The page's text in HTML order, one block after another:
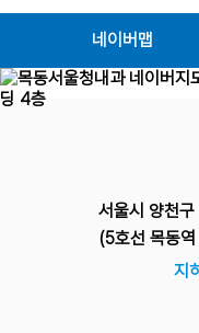
있으므로 방문 전
진행해 드립니다.
초음파 검사를 모두
초음파 인증의가
상담까지 한 자리
네이버맵
서울시 양천
(5호선 목동
지